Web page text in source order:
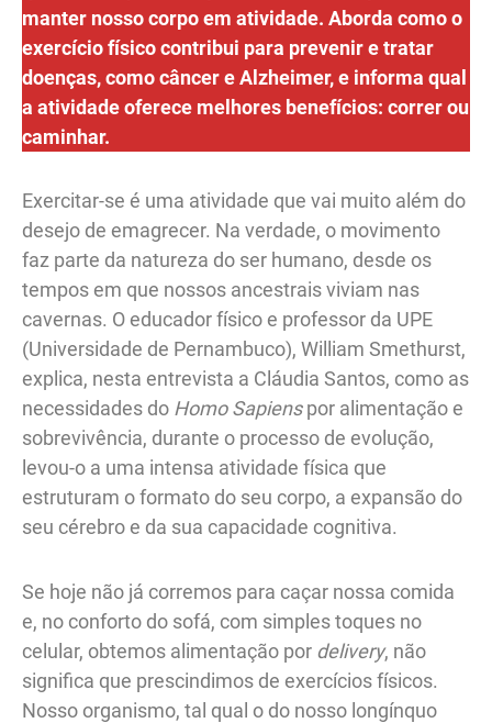
manter nosso corpo em atividade. Aborda como o
exercício físico contribui para prevenir e tratar
doenças, como câncer e Alzheimer, e informa qual
a atividade oferece melhores benefícios: correr ou
caminhar.
Exercitar-se é uma atividade que vai muito além do
desejo de emagrecer. Na verdade, o movimento
faz parte da natureza do ser humano, desde os
tempos em que nossos ancestrais viviam nas
cavernas. O educador físico e professor da UPE
(Universidade de Pernambuco), William Smethurst,
explica, nesta entrevista a Cláudia Santos, como as
necessidades do Homo Sapienspor alimentação e
sobrevivência, durante o processo de evolução,
levou-o a uma intensa atividade física que
estruturam o formato do seu corpo, a expansão do
seu cérebro e da sua capacidade cognitiva.
Se hoje não já corremos para caçar nossa comida
e, no conforto do sofá, com simples toques no
celular, obtemos alimentação por delivery, não
significa que prescindimos de exercícios físicos.
Nosso organismo, tal qual o do nosso longínquo